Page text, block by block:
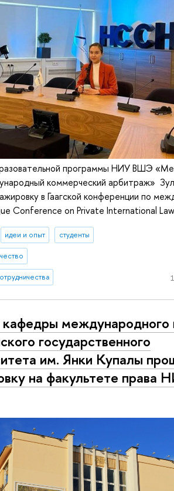
программы НИУ ВШЭ
коммерческий арбитраж»
в Гаагской конференции по
Conference on Private International
идеи и опыт студенты
международного
государственного
им. Янки Купалы
на факультете права